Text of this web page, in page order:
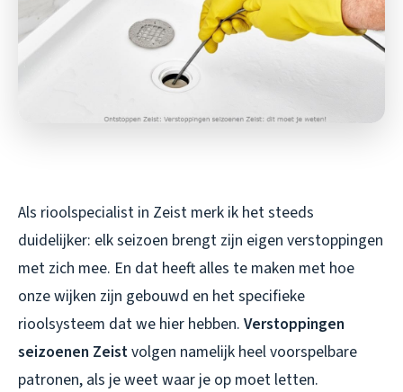
Als rioolspecialist in Zeist merk ik het steeds
duidelijker: elk seizoen brengt zijn eigen verstoppingen
met zich mee. En dat heeft alles te maken met hoe
onze wijken zijn gebouwd en het specifieke
rioolsysteem dat we hier hebben. Verstoppingen
seizoenen Zeistvolgen namelijk heel voorspelbare
patronen, als je weet waar je op moet letten.